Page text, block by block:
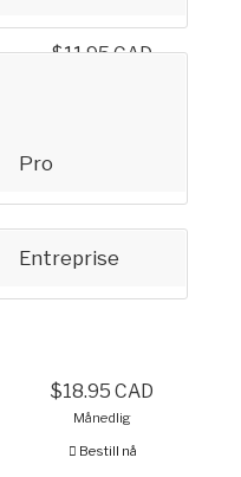
$11.95 CAD
Pro
$18.95 CAD
Månedlig
Bestill nå
Entreprise